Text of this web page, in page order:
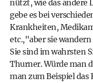
nützt, wie das andere
gebe es bei
Krankheiten,
etc.,"aber sie
Sie sind im wahrsten
Thurner. Würde man
man zum Beispiel